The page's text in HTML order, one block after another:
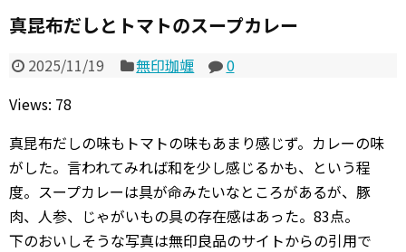
真昆布だしとトマトのスープカレー
2025/11/19 無印珈竰
0
Views: 78
真昆布だしの味もトマトの味もあまり感じず。カレーの味
がした。言われてみれば和を少し感じるかも、という程
度。スープカレーは具が命みたいなところがあるが、豚
肉、人参、じゃがいもの具の存在感はあった。83点。
下のおいしそうな写真は無印良品のサイトからの引用で